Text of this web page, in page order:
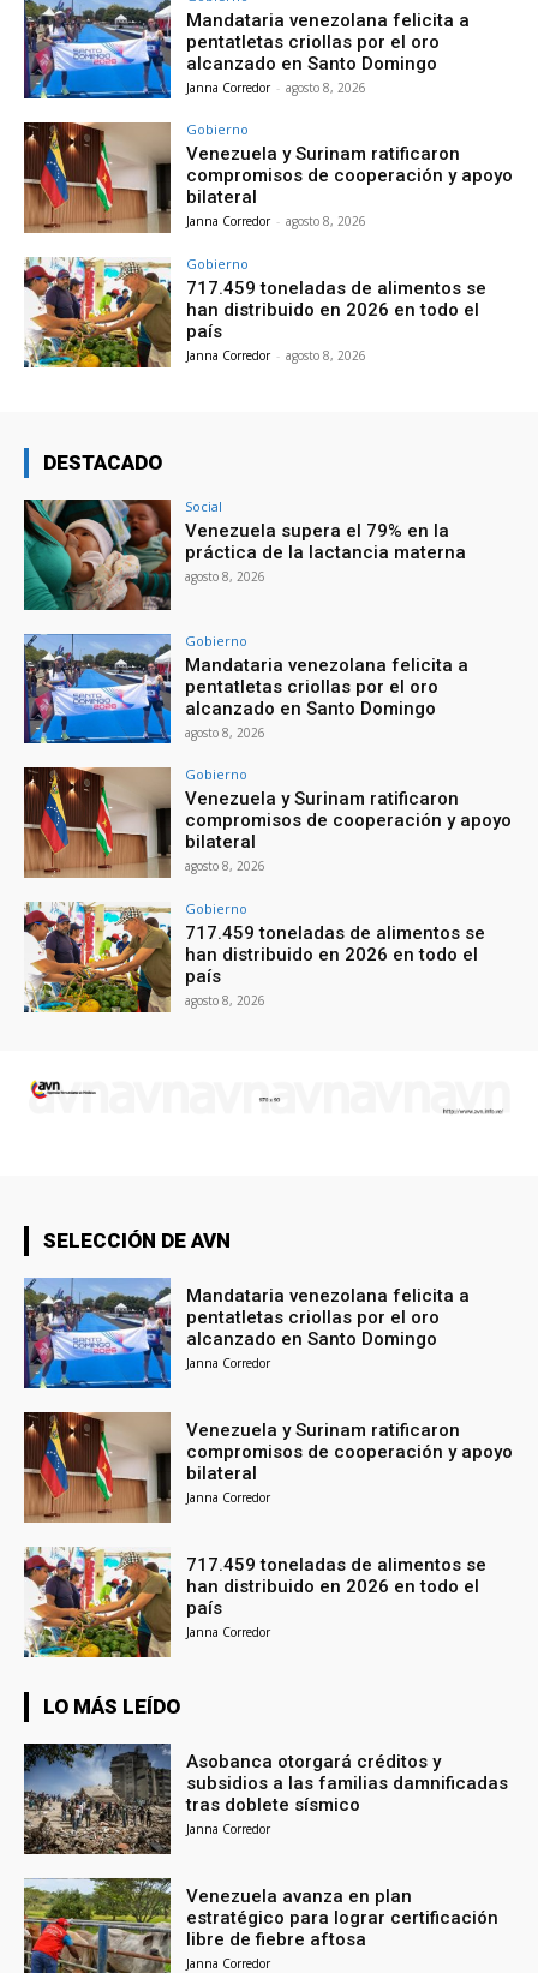
Mandataria venezolana felicita a
pentatletas criollas por el oro
alcanzado en Santo Domingo
Janna Corredor - agosto 8, 2026
Gobierno
Venezuela y Surinam ratificaron
compromisos de cooperación y apoyo
bilateral
Janna Corredor - agosto 8, 2026
Gobierno
717.459 toneladas de alimentos se
han distribuido en 2026 en todo el
país
Janna Corredor - agosto 8, 2026
DESTACADO
Social
Venezuela supera el 79% en la
práctica de la lactancia materna
agosto 8, 2026
Gobierno
Mandataria venezolana felicita a
pentatletas criollas por el oro
alcanzado en Santo Domingo
agosto 8, 2026
Gobierno
Venezuela y Surinam ratificaron
compromisos de cooperación y apoyo
bilateral
agosto 8, 2026
Gobierno
717.459 toneladas de alimentos se
han distribuido en 2026 en todo el
país
agosto 8, 2026
SELECCIÓN DE AVN
Mandataria venezolana felicita a
pentatletas criollas por el oro
alcanzado en Santo Domingo
Janna Corredor
Venezuela y Surinam ratificaron
compromisos de cooperación y apoyo
bilateral
Janna Corredor
717.459 toneladas de alimentos se
han distribuido en 2026 en todo el
país
Janna Corredor
LO MÁS LEÍDO
Asobanca otorgará créditos y
subsidios a las familias damnificadas
tras doblete sísmico
Janna Corredor
Venezuela avanza en plan
estratégico para lograr certificación
libre de fiebre aftosa
Janna Corredor